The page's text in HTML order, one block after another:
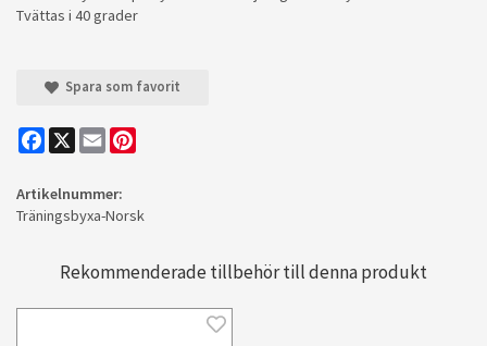
Tvättas i 40 grader
Spara som favorit
Facebook
X Email
Artikelnummer:
Träningsbyxa-Norsk
Rekommenderade tillbehör till denna produkt